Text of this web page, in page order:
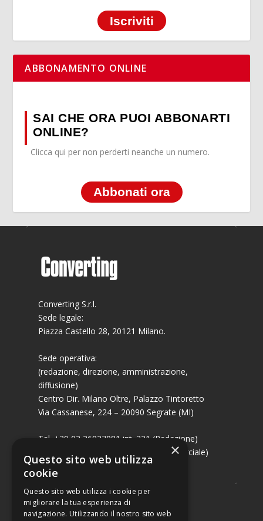
Iscriviti
ABBONAMENTO ONLINE
SAI CHE ORA PUOI ABBONARTI
ONLINE?
Clicca qui per non perderti neanche un numero.
Abbonati ora
Converting S.r.l.
Sede legale:
Piazza Castello 28, 20121 Milano.
Sede operativa:
(redazione, direzione, amministrazione,
diffusione)
Centro Dir. Milano Oltre, Palazzo Tintoretto
Via Cassanese, 224 – 20090 Segrate (MI)
Tel. +39 02 26927081 int. 221 (Redazione)
Tel. +39 02 26927081 int. 224 (Commerciale)
Fax +39 02 26951006
×
Questo sito web utilizza
cookie
Questo sito web utilizza i cookie per
migliorare la tua esperienza di
navigazione. Utilizzando il nostro sito web